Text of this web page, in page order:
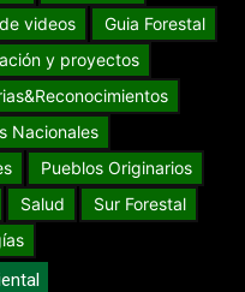
videos
Guia Forestal
y proyectos
Nacionales
Pueblos Originarios
Salud
Sur Forestal